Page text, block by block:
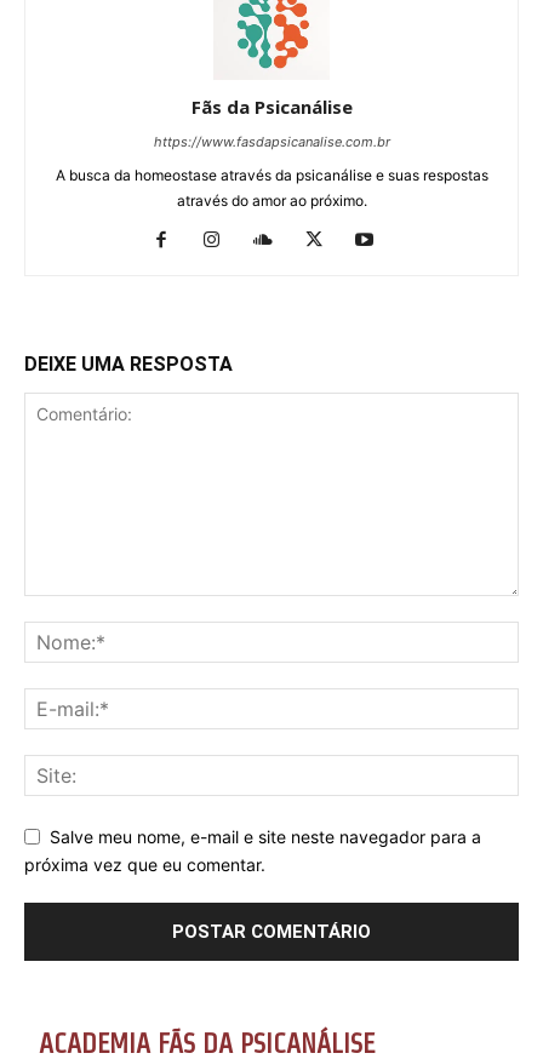
Fãs da Psicanálise
https://www.fasdapsicanalise.com.br
A busca da homeostase através da psicanálise e suas respostas
através do amor ao próximo.
DEIXE UMA RESPOSTA
Salve meu nome, e-mail e site neste navegador para a
próxima vez que eu comentar.
ACADEMIA FÃS DA PSICANÁLISE